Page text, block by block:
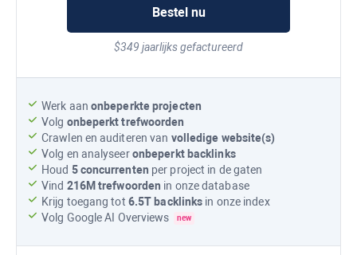
Bestel nu
$349 jaarlijks gefactureerd
Werk aan onbeperkte projecten
Volg onbeperkt trefwoorden
Crawlen en auditeren van volledige website(s)
Volg en analyseeronbeperkt backlinks
Houd 5 concurrenten per project in de gaten
Vind 216M trefwoorden in onze database
Krijg toegang tot 6.5T backlinks in onze index
Volg Google AI Overviews new